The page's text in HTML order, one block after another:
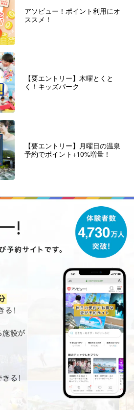
アソビュー！ポイント利用にオ
ススメ！
【要エントリー】木曜とくと
く！キッズパーク
【要エントリー】月曜日の温泉
予約でポイント+10%増量！